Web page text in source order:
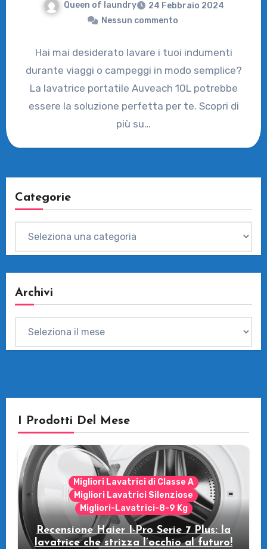
Queen of laundry
24 Febbraio 2024
Nessun commento
Hai mai desiderato lavare i tuoi indumenti
durante viaggi o campeggi in modo semplice?
La lavatrice portatile Auveach 10L potrebbe
essere la soluzione perfetta per te. Scopri di
più su…
Categorie
Archivi
I Prodotti Del Mese
Migliori Lavatrici di Classe A
Migliori Lavatrici Silenziose
Migliori-Lavatrici-8-9 Kg
Recensione Haier I-Pro Serie 7 Plus: la
lavatrice che strizza l’occhio al futuro!